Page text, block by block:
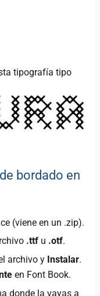
tipografía tipo
bordado en
(viene en un .zip).
.ttf u .otf.
archivo y Instalar.
en Font Book.
donde la vayas a